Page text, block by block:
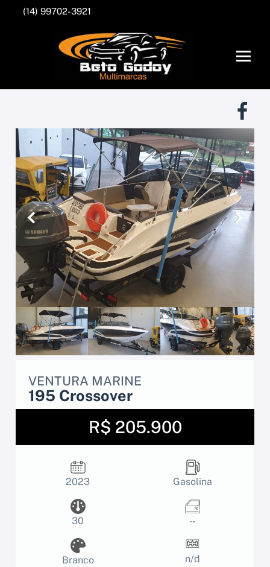
(14) 99702-3921
VENTURA MARINE
195 Crossover
R$ 205.900
2023 Gasolina
30 - -
Branco n/d
Anterior Próximo